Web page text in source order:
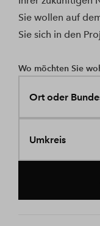
Sie wollen auf
Sie sich in den
Wo möchten Sie
Ort oder
Umkreis